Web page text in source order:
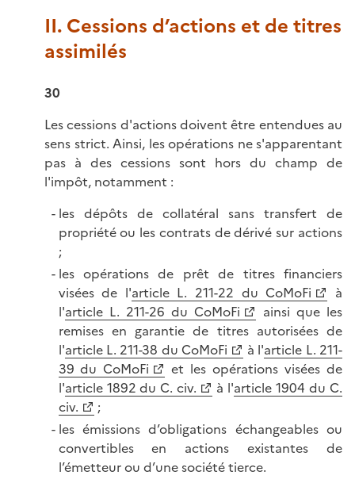
II. Cessions d’actions et de titres
assimilés
30
Les cessions d'actions doivent être entendues au
sens strict. Ainsi, les opérations ne s'apparentant
pas à des cessions sont hors du champ de
l'impôt, notamment :
les dépôts de collatéral sans transfert de
propriété ou les contrats de dérivé sur actions
;
les opérations de prêt de titres financiers
visées de l'article L. 211-22 du CoMoFi
à
l'article L. 211-26 du CoMoFi
ainsi que les
remises en garantie de titres autorisées de
l'article L. 211-38 du CoMoFi à l'article L. 211-
39 du CoMoFi
et les opérations visées de
l'article 1892 du C. civ. à l'article 1904 du C.
civ.
;
les émissions d’obligations échangeables ou
convertibles en actions existantes de
l’émetteur ou d’une société tierce.